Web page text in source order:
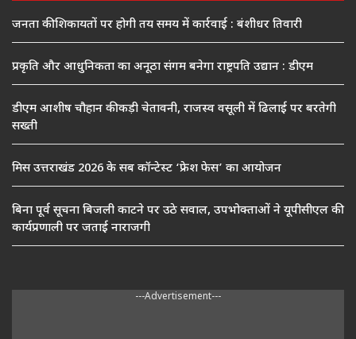
जनता की शिकायतों पर होगी तय समय में कार्रवाई : बंशीधर तिवारी
प्रकृति और आधुनिकता का अनूठा संगम बनेगा राष्ट्रपति उद्यान : डीएम
डीएम आशीष चौहान की कड़ी चेतावनी, राजस्व वसूली में ढिलाई पर बरतेगी
सख्ती
मिस उत्तराखंड 2026 के सब कॉन्टेस्ट ‘फ्रेश फेस’ का आयोजन
बिना पूर्व सूचना बिजली काटने पर उठे सवाल, उपभोक्ताओं ने यूपीसीएल की
कार्यप्रणाली पर जताई नाराजगी
---Advertisement---